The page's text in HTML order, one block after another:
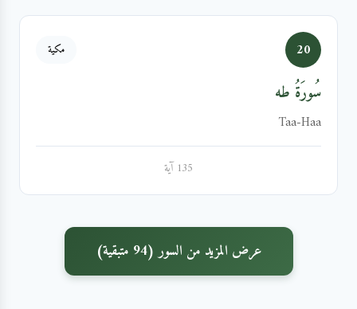
20 مكية
سُورَةُ طه
Taa-Haa
135 آية
عرض المزيد من السور (94 متبقية)